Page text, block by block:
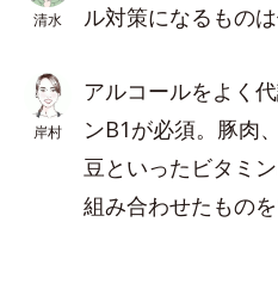
清水
ル対策になるもの
岸村
アルコールをよく
ンB1が必須。豚肉
豆といったビタミ
組み合わせたもの